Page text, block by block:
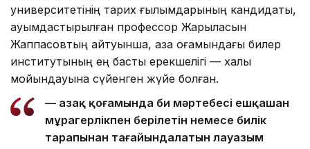
университетінің тарих ғылымдарының кандидаты,
қауымдастырылған профессор Жарылқасын
Жаппасовтың айтуынша, қазақ қоғамындағы билер
институтының ең басты ерекшелігі — халық
мойындауына сүйенген жүйе болған.
— Қазақ қоғамында би мәртебесі ешқашан
мұрагерлікпен берілетін немесе билік
тарапынан тағайындалатын лауазым